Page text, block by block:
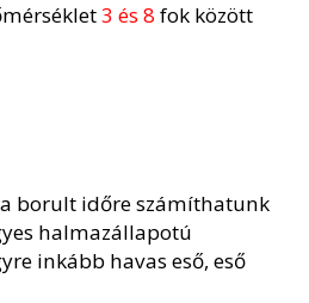
3 és 8 fok között
borult időre számíthatunk
halmazállapotú
inkább havas eső, eső